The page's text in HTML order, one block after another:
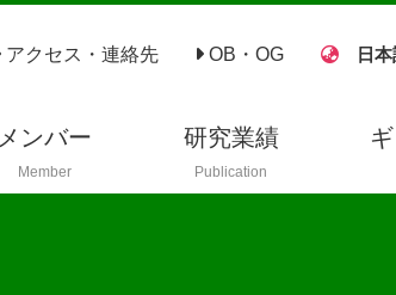
アクセス・連絡先 OB・OG 日
メンバー
Member
研究業績
Publication